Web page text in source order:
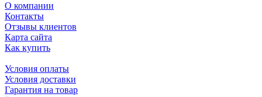
О компании
Контакты
Отзывы клиентов
Карта сайта
Как купить
Условия оплаты
Условия доставки
Гарантия на товар